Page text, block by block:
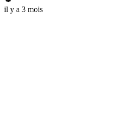
il y a 3 mois